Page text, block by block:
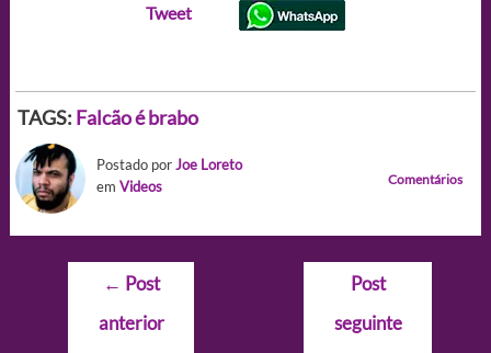
Tweet
TAGS: Falcão é brabo
Postado porJoe Loreto
em Videos Comentários
Navegação
Post
← Post
anterior
Post
seguinte